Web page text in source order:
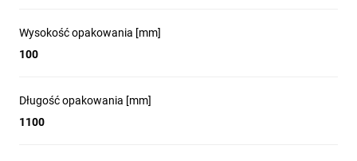
Wysokość opakowania [mm]
100
Długość opakowania [mm]
1100